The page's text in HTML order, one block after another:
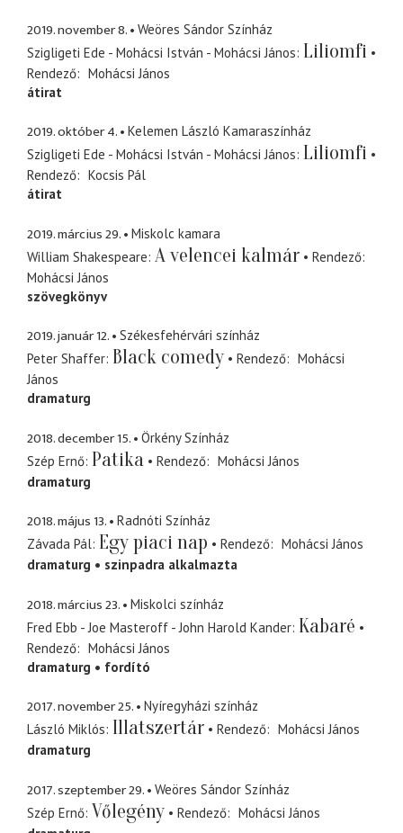
2019. november 8.
Weöres Sándor Színház
Szigligeti Ede - Mohácsi István - Mohácsi János Liliomfi
Rendező
Mohácsi János
átirat
2019. október 4.
Kelemen László Kamaraszínház
Szigligeti Ede - Mohácsi István - Mohácsi János Liliomfi
Rendező
Kocsis Pál
átirat
2019. március 29.
Miskolc kamara
William Shakespeare A velencei kalmár
Rendező
Mohácsi János
szövegkönyv
2019. január 12.
Székesfehérvári színház
Peter Shaffer Black comedy Rendező
Mohácsi
János
dramaturg
2018. december 15.
Örkény Színház
Szép Ernő Patika Rendező
Mohácsi János
dramaturg
2018. május 13.
Radnóti Színház
Závada Pál Egy piaci nap Rendező
Mohácsi János
dramaturg
szinpadra alkalmazta
2018. március 23.
Miskolci színház
Fred Ebb - Joe Masteroff - John Harold Kander Kabaré
Rendező
Mohácsi János
dramaturg
fordító
2017. november 25.
Nyíregyházi színház
László Miklós Illatszertár Rendező
Mohácsi János
dramaturg
2017. szeptember 29.
Weöres Sándor Színház
Szép Ernő Vőlegény Rendező
Mohácsi János